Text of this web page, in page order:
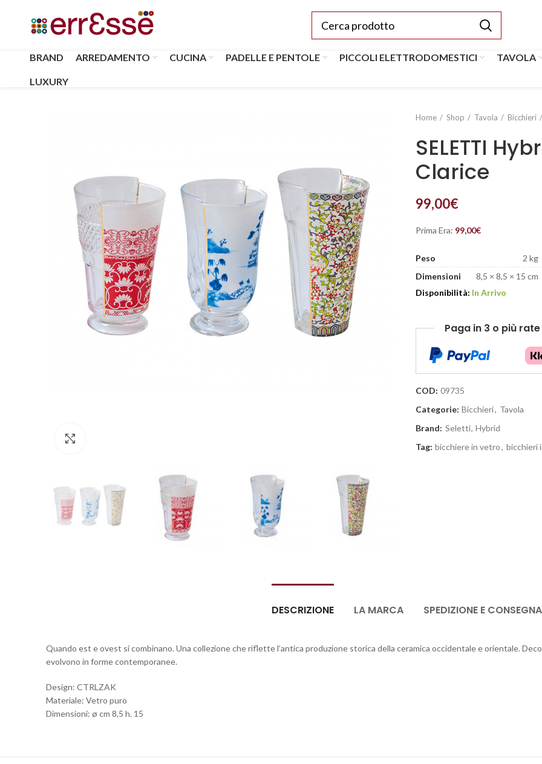
BRAND ARREDAMENTO CUCINA PADELLE E PENTOLE PICCOLI ELETTRODOMESTICI TAVOLA
LUXURY
Home Shop Tavola Bicchieri
SELETTI
Clarice
99,00€
Prima Era: 99,00€
Peso
2 kg
Dimensioni
8,5 × 8,5 × 15 cm
Disponibilità: In Arrivo
Paga in 3 o più rate
COD: 09735
Categorie: Bicchieri, Tavola
Brand: Seletti, Hybrid
Tag: bicchiere in vetro, bicchieri
DESCRIZIONE LA MARCA SPEDIZIONE E CONSEGNA
Quando est e ovest si combinano. Una collezione che riflette l’antica produzione storica della ceramica occidentale e orientale.
evolvono in forme contemporanee.
Design: CTRLZAK
Materiale: Vetro puro
Dimensioni: ø cm 8,5 h. 15